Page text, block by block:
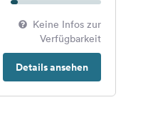
Keine Infos zur
Verfügbarkeit
Details ansehen